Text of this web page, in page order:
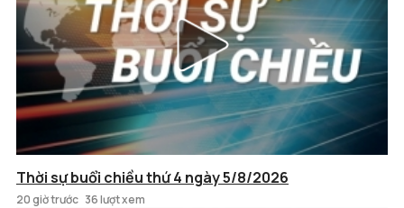
Thời sự buổi chiều thứ 4 ngày 5/8/2026
20 giờ trước 36 lượt xem